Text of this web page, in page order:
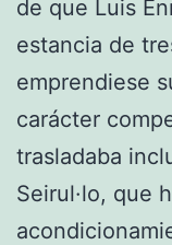
de que Luis
estancia de
emprendiese
carácter
trasladaba
Seirul·lo, que